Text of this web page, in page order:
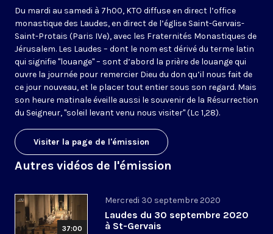
Du mardi au samedi à 7h00, KTO diffuse en direct l’office
monastique des Laudes, en direct de l’église Saint-Gervais-
Saint-Protais (Paris IVe), avec les Fraternités Monastiques de
Jérusalem. Les Laudes – dont le nom est dérivé du terme latin
qui signifie "louange" – sont d’abord la prière de louange qui
ouvre la journée pour remercier Dieu du don qu’il nous fait de
ce jour nouveau, et le placer tout entier sous son regard. Mais
son heure matinale éveille aussi le souvenir de la Résurrection
du Seigneur, "soleil levant venu nous visiter" (Lc 1,28).
Visiter la page de l'émission
Autres vidéos de l'émission
37:00
Mercredi 30 septembre 2020
Laudes du 30 septembre 2020
à St-Gervais